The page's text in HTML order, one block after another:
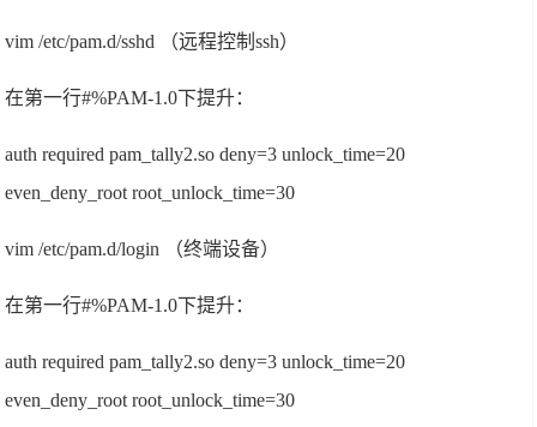
vim /etc/pam.d/sshd （远程控制ssh）
在第一行#%PAM-1.0下提升：
auth required pam_tally2.so deny=3 unlock_time=20
even_deny_root root_unlock_time=30
vim /etc/pam.d/login （终端设备）
在第一行#%PAM-1.0下提升：
auth required pam_tally2.so deny=3 unlock_time=20
even_deny_root root_unlock_time=30